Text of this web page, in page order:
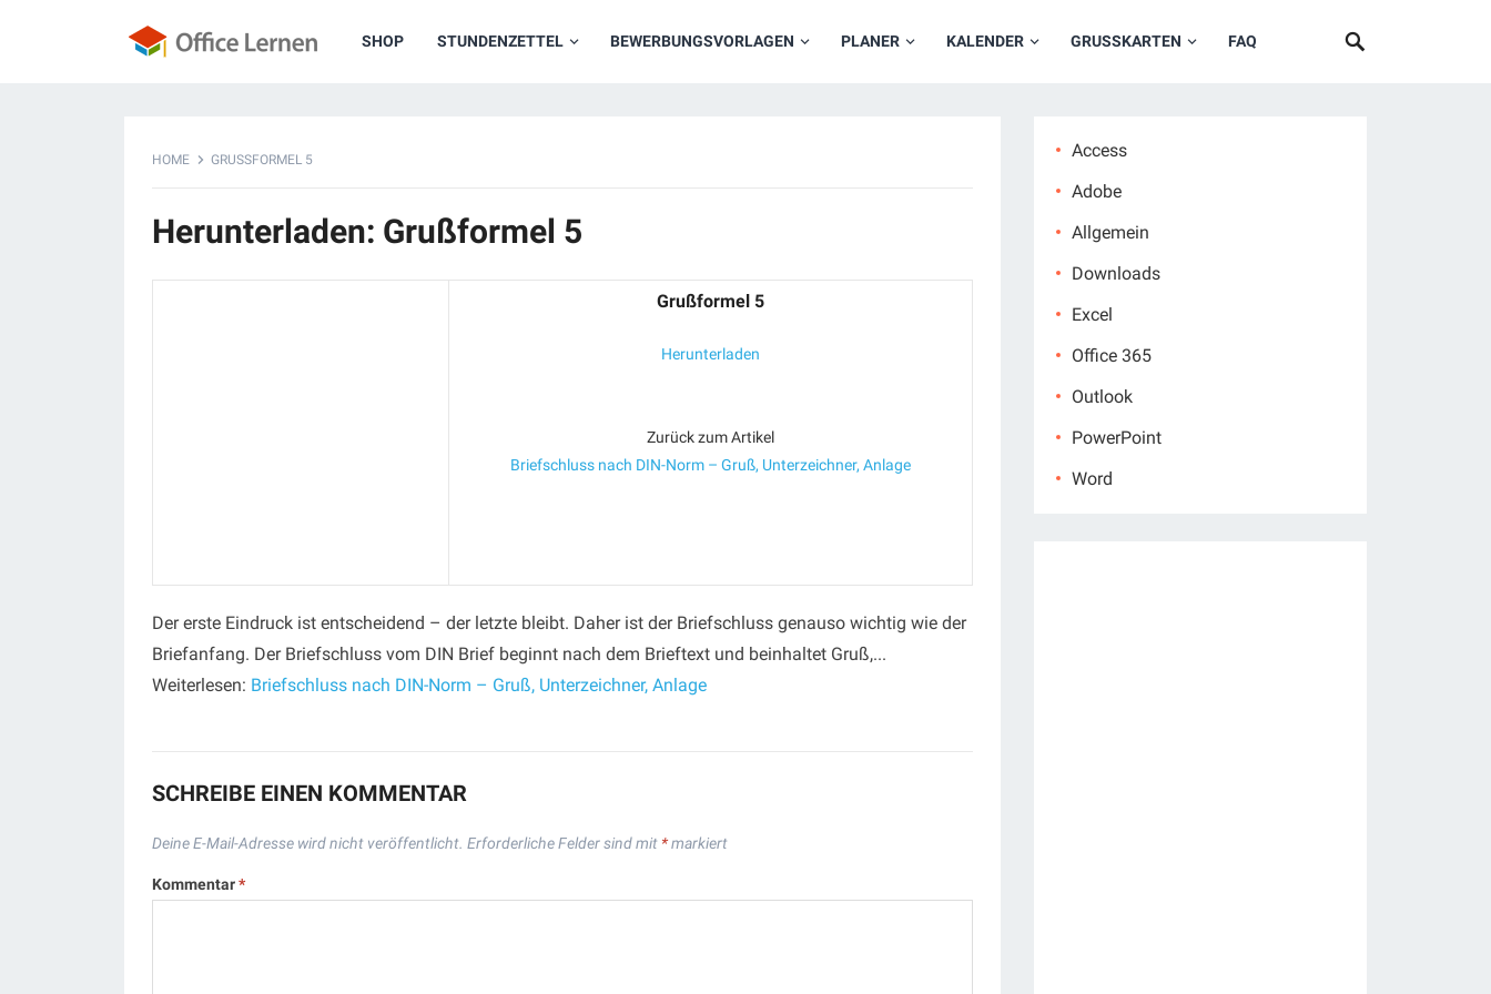
SHOP STUNDENZETTEL BEWERBUNGSVORLAGEN PLANER KALENDER GRUSSKARTEN FAQ
HOME GRUSSFORMEL 5
Herunterladen: Grußformel 5
Grußformel 5
Herunterladen
Zurück zum Artikel
Briefschluss nach DIN-Norm – Gruß, Unterzeichner, Anlage
Der erste Eindruck ist entscheidend – der letzte bleibt. Daher ist der Briefschluss genauso wichtig wie der
Briefanfang. Der Briefschluss vom DIN Brief beginnt nach dem Brieftext und beinhaltet Gruß,...
Weiterlesen: Briefschluss nach DIN-Norm – Gruß, Unterzeichner, Anlage
SCHREIBE EINEN KOMMENTAR
Deine E-Mail-Adresse wird nicht veröffentlicht. Erforderliche Felder sind mit *markiert
Kommentar*
Access
Adobe
Allgemein
Downloads
Excel
Office 365
Outlook
PowerPoint
Word